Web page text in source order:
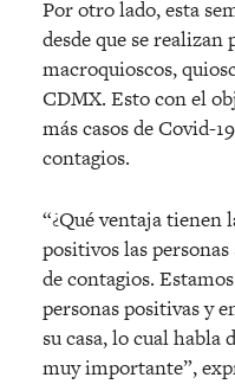
Por otro lado, esta
desde que se realizan
macroquioscos,
CDMX. Esto con el
más casos de Covid-
contagios.
“¿Qué ventaja tienen
positivos las
de contagios.
personas positivas y
su casa, lo cual habla
muy importante”,